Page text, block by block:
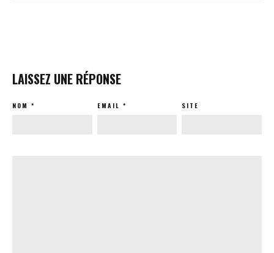
LAISSEZ UNE RÉPONSE
NOM * EMAIL * SITE